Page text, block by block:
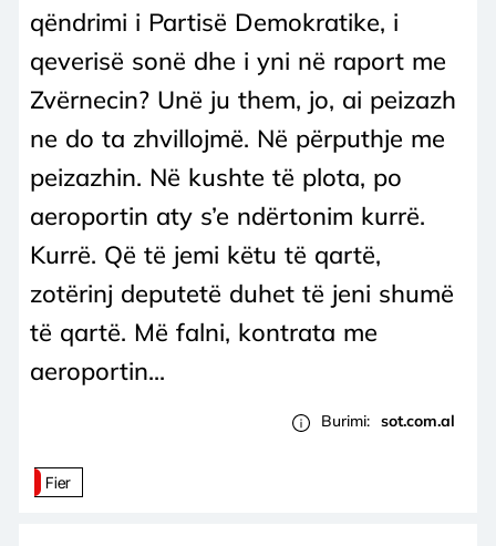
qëndrimi i Partisë Demokratike, i
qeverisë sonë dhe i yni në raport me
Zvërnecin? Unë ju them, jo, ai peizazh
ne do ta zhvillojmë. Në përputhje me
peizazhin. Në kushte të plota, po
aeroportin aty s’e ndërtonim kurrë.
Kurrë. Që të jemi këtu të qartë,
zotërinj deputetë duhet të jeni shumë
të qartë. Më falni, kontrata me
aeroportin...
Burimi: sot.com.al
Fier